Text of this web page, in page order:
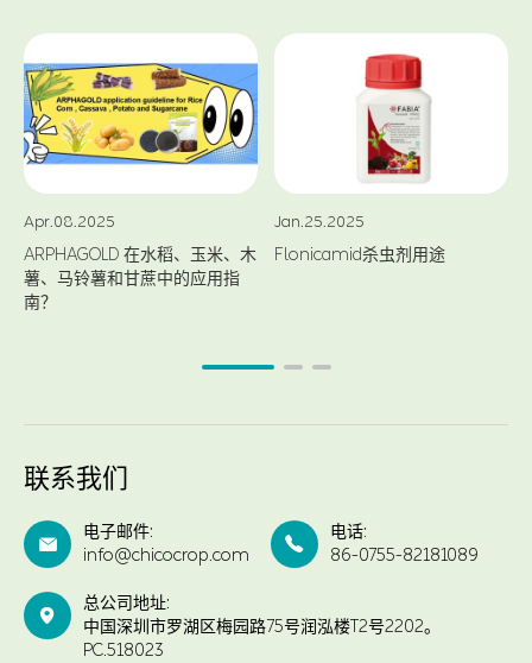
Apr.08.2025
ARPHAGOLD 在水稻、玉米、木
薯、马铃薯和甘蔗中的应用指
南？
Jan.25.2025
Flonicamid杀虫剂用途
联系我们

电子邮件:
info@chicocrop.com

电话:
86-0755-82181089

总公司地址:
中国深圳市罗湖区梅园路75号润泓楼T2号2202。
PC.518023